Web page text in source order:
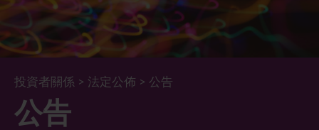
管理團隊 (英文版)
公司資料
Lenovo.com
公司新聞
業績及推介材料
綜合損益表
綜合全面收益表
綜合資產負債表
股票資料
股價資訊
新投資者
投資者活動年曆
法定公佈
最新消息
年報/中期報告
公告
企業管治
董事會
董事委員會
可持續發展
董事會對環境、社會及管治事宜的監管
新聞和資源
投資者關係 > 法定公佈 > 公告
公告